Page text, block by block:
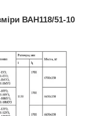
ВАН118/51-10